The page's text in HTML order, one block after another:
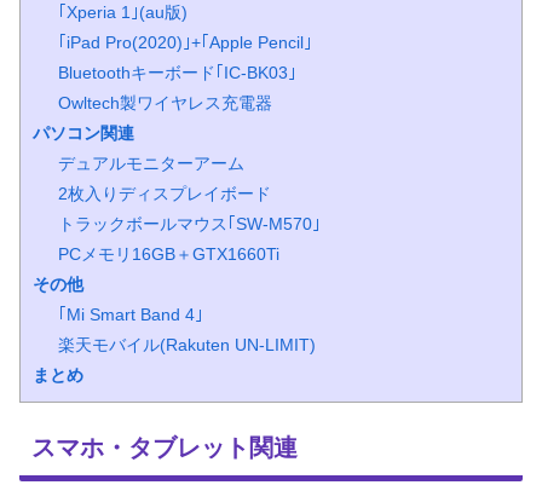
｢Xperia 1｣(au版)
｢iPad Pro(2020)｣+｢Apple Pencil｣
Bluetoothキーボード｢IC-BK03｣
Owltech製ワイヤレス充電器
パソコン関連
デュアルモニターアーム
2枚入りディスプレイボード
トラックボールマウス｢SW-M570｣
PCメモリ16GB＋GTX1660Ti
その他
｢Mi Smart Band 4｣
楽天モバイル(Rakuten UN-LIMIT)
まとめ
スマホ・タブレット関連